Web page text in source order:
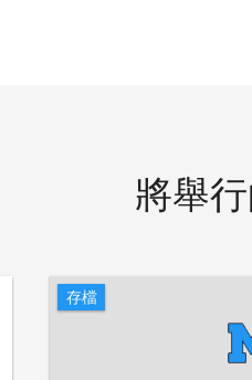
將舉
存檔